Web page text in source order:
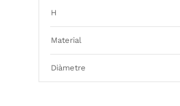
H
Material
Diàmetre